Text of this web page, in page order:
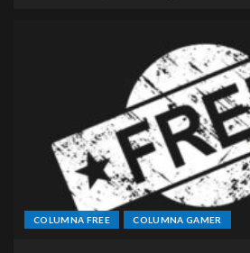
COLUMNA FREE COLUMNA GAMER